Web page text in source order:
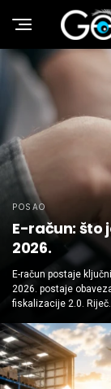
POSAO
E-račun: što
2026.
E-račun postaje
2026. postaje
fiskalizacije 2.0.